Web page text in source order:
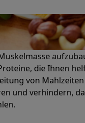
die Ihnen
von
und verhindern,